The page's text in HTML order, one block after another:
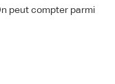
peut compter parmi